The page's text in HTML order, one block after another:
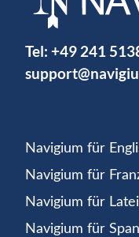
Tel: +49 241
Navigium für
Navigium für
Navigium für
Navigium für